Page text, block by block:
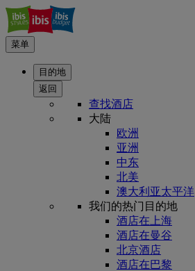
菜单
目的地
返回
查找酒店
大陆
欧洲
亚洲
中东
北美
澳大利亚太平洋
我们的热门目的地
酒店在上海
酒店在曼谷
北京酒店
酒店在巴黎